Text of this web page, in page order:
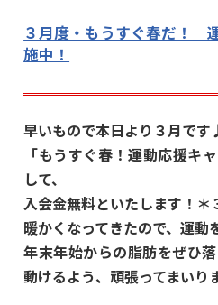
３月度・もうすぐ春だ！
施中！
早いもので本日より３月です
「もうすぐ春！運動応援キ
して、
入会金無料といたします！＊
暖かくなってきたので、運動
年末年始からの脂肪をぜひ
動けるよう、頑張ってまいり